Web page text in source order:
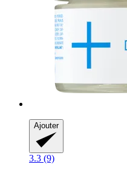
Ajouter
3.3 (9)